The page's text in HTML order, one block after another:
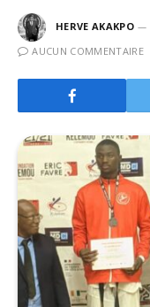
HERVE AKAKPO
AUCUN COMMENTAIRE